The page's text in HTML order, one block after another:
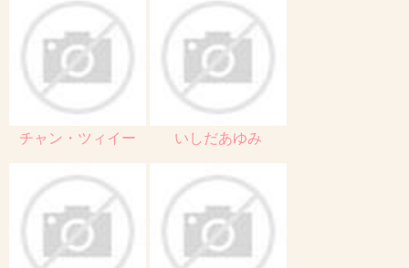
チャン・ツィイー いしだあゆみ